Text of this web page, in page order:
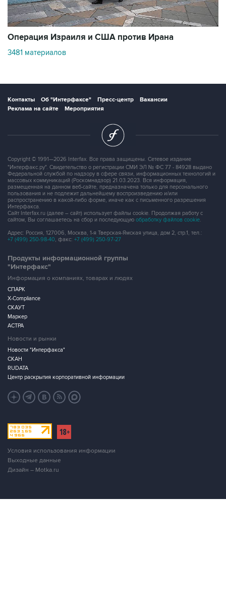
Операция Израиля и США против Ирана
3481 материалов
Контакты Об "Интерфаксе" Пресс-центр
Вакансии
Реклама на сайте
Мероприятия
Copyright © 1991—2026 Interfax. Все права защищены. Сетевое издание
"Интерфакс.ру". Свидетельство о регистрации СМИ ЭЛ № ФС 77 - 84928 выдано
Федеральной службой по надзору в сфере связи, информационных технологий и
массовых коммуникаций (Роскомнадзор) 21.03.2023. Вся информация,
размещенная на данном веб-сайте, предназначена только для персонального
пользования и не подлежит дальнейшему воспроизведению и/или
распространению в какой-либо форме, иначе как с письменного разрешения
Интерфакса.
Сайт Interfax.ru (далее – сайт) использует файлы cookie. Продолжая работу с
сайтом, Вы соглашаетесь на сбор и последующую обработку файлов cookie.
Адрес: Россия, 127006, Москва, 1-я Тверская-Ямская улица, дом 2, стр.1, тел.:
+7 (499) 250-98-40, факс: +7 (499) 250-97-27
Продукты информационной группы
"Интерфакс"
Информация о компаниях, товарах и людях
СПАРК
X-Compliance
СКАУТ
Маркер
АСТРА
Новости и рынки
Новости "Интерфакса"
СКАН
RUDATA
Центр раскрытия корпоративной информации
Условия использования информации
Выходные данные
Дизайн – Motka.ru